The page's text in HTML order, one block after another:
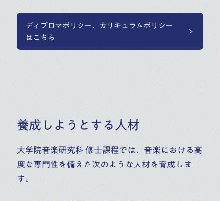
ディプロマポリシー、カリキュラムポリシー
はこちら
養成しようとする人材
大学院音楽研究科 修士課程では、音楽における高
度な専門性を備えた次のような人材を育成しま
す。